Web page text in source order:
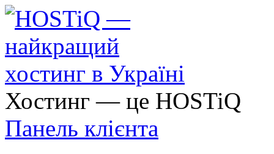
Хостинг — це HOSTiQ
Панель клієнта